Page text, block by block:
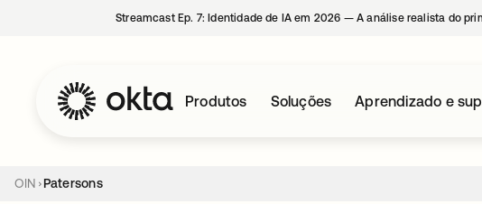
Streamcast Ep. 7: Identidade de IA em 2026 — A análise realista do
Produtos Soluções Aprendizado e
OIN Patersons